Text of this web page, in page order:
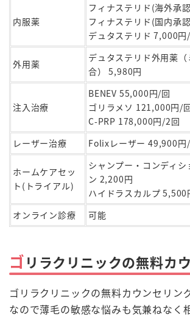
内服薬
フィナステリド(海外承
フィナステリド(国内承
デュタステリド 7,000円
外用薬
デュタステリド外用薬
合） 5,980円
注入治療
BENEV 55,000円/回
ゴリラメソ 121,000円/
C-PRP 178,000円/2回
レーザー治療
Folixレーザー 49,900円
ホームケアセッ
ト(トライアル)
シャンプー・コンディシ
ン 2,200円
ハイドラスカルプ 5,500
オンライン診療
可能
ゴリラクリニックの無料カ
ゴリラクリニックの無料カウンセリン
なので薄毛の敏感な悩みも気兼ねなく